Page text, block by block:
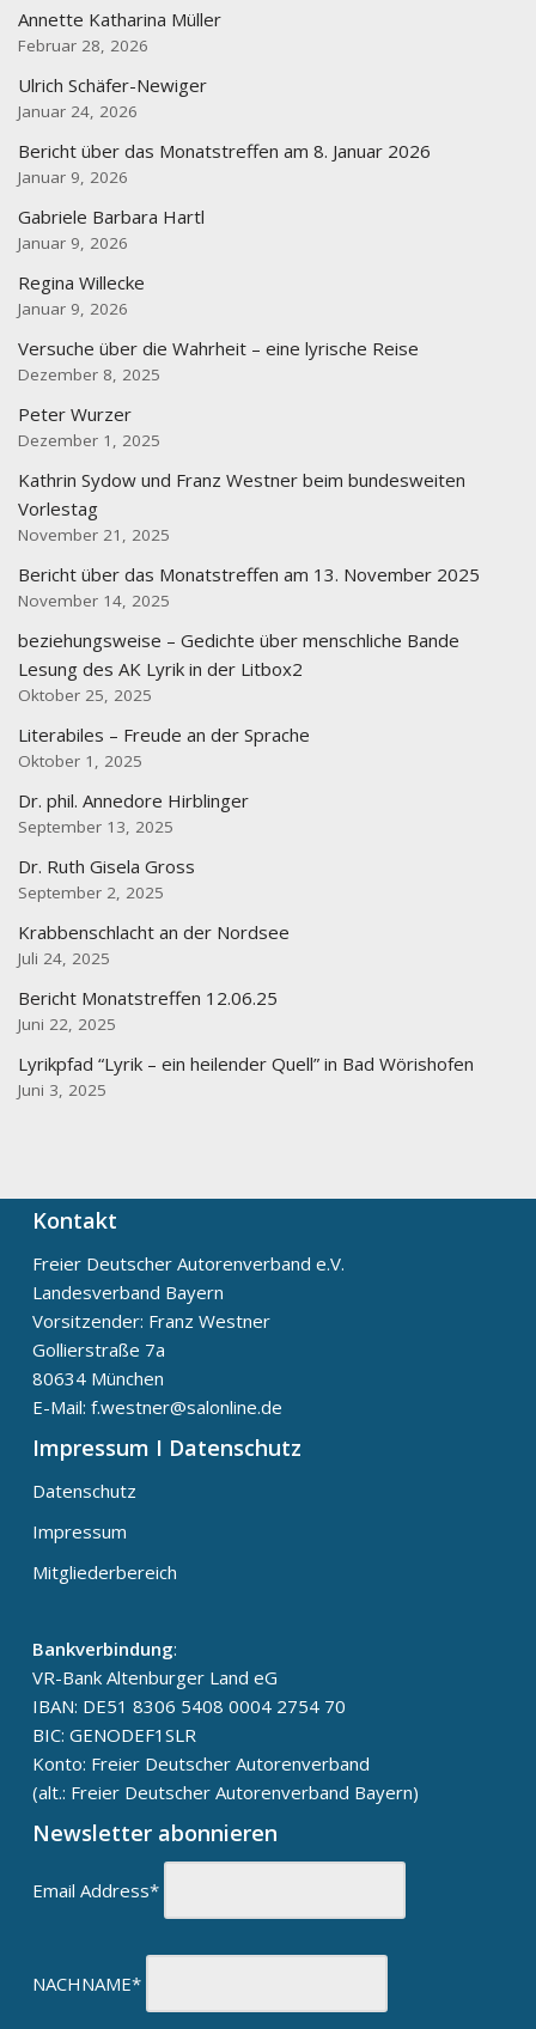
Annette Katharina Müller
Februar 28, 2026
Ulrich Schäfer-Newiger
Januar 24, 2026
Bericht über das Monatstreffen am 8. Januar 2026
Januar 9, 2026
Gabriele Barbara Hartl
Januar 9, 2026
Regina Willecke
Januar 9, 2026
Versuche über die Wahrheit – eine lyrische Reise
Dezember 8, 2025
Peter Wurzer
Dezember 1, 2025
Kathrin Sydow und Franz Westner beim bundesweiten
Vorlestag
November 21, 2025
Bericht über das Monatstreffen am 13. November 2025
November 14, 2025
beziehungsweise – Gedichte über menschliche Bande
Lesung des AK Lyrik in der Litbox2
Oktober 25, 2025
Literabiles – Freude an der Sprache
Oktober 1, 2025
Dr. phil. Annedore Hirblinger
September 13, 2025
Dr. Ruth Gisela Gross
September 2, 2025
Krabbenschlacht an der Nordsee
Juli 24, 2025
Bericht Monatstreffen 12.06.25
Juni 22, 2025
Lyrikpfad “Lyrik – ein heilender Quell” in Bad Wörishofen
Juni 3, 2025
Kontakt
Freier Deutscher Autorenverband e.V.
Landesverband Bayern
Vorsitzender: Franz Westner
Gollierstraße 7a
80634 München
E-Mail: f.westner@salonline.de
Impressum I Datenschutz
Datenschutz
Impressum
Mitgliederbereich
Bankverbindung:
VR-Bank Altenburger Land eG
IBAN: DE51 8306 5408 0004 2754 70
BIC: GENODEF1SLR
Konto: Freier Deutscher Autorenverband
(alt.: Freier Deutscher Autorenverband Bayern)
Newsletter abonnieren
Email Address*
NACHNAME*